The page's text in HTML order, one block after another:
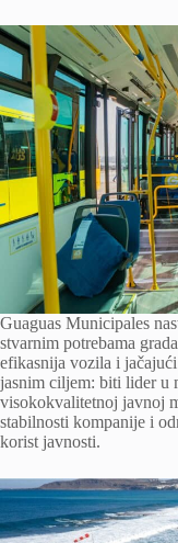
Guaguas Municipales
stvarnim potrebama
efikasnija vozila i
jasnim ciljem: biti lider u
visokokvalitetnoj javnoj
stabilnosti kompanije i
korist javnosti.